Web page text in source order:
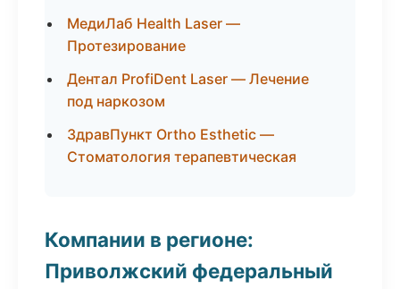
МедиЛаб Health Laser —
Протезирование
Дентал ProfiDent Laser — Лечение
под наркозом
ЗдравПункт Ortho Esthetic —
Стоматология терапевтическая
Компании в регионе:
Приволжский федеральный